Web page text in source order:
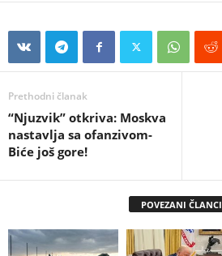
Prethodni članak
“Njuzvik” otkriva: Moskva
nastavlja sa ofanzivom-
Biće još gore!
POVEZANI ČLANCI